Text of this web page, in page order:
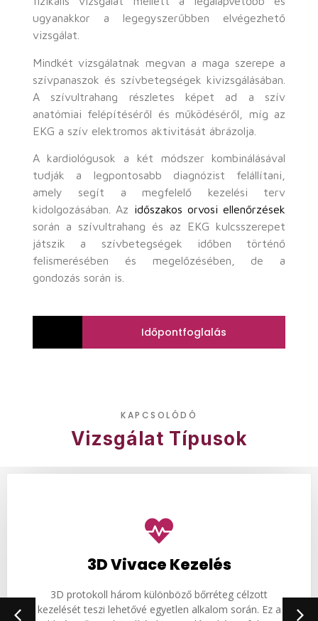
ugyanakkor a legegyszerűbben elvégezhető
vizsgálat.
Mindkét vizsgálatnak megvan a maga szerepe a
szívpanaszok és szívbetegségek kivizsgálásában.
A szívultrahang részletes képet ad a szív
anatómiai felépítéséről és működéséről, míg az
EKG a szív elektromos aktivitását ábrázolja.
A kardiológusok a két módszer kombinálásával
tudják a legpontosabb diagnózist felállítani,
amely segít a megfelelő kezelési terv
kidolgozásában. Az időszakos orvosi ellenőrzések
során a szívultrahang és az EKG kulcsszerepet
játszik a szívbetegségek időben történő
felismerésében és megelőzésében, de a
gondozás során is.
Időpontfoglalás
KAPCSOLÓDÓ
Vizsgálat Típusok​